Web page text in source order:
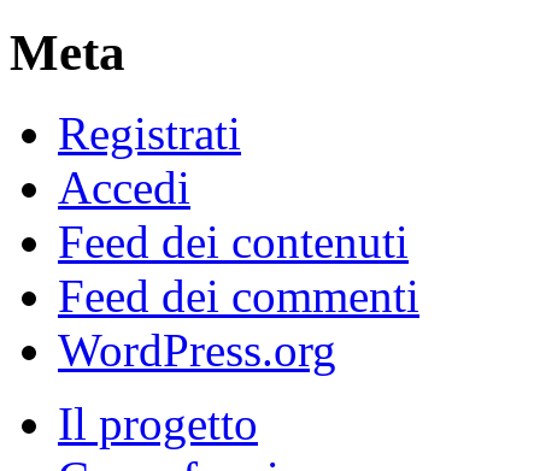
Meta
Registrati
Accedi
Feed dei contenuti
Feed dei commenti
WordPress.org
Il progetto